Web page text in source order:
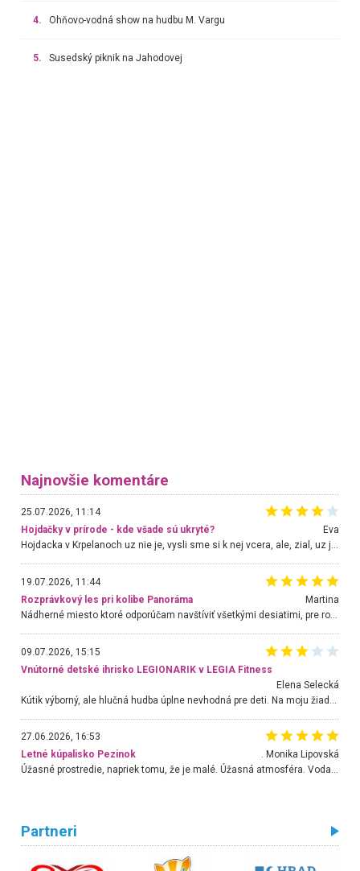
4. Ohňovo-vodná show na hudbu M. Vargu
5. Susedský piknik na Jahodovej
Najnovšie komentáre
25.07.2026, 11:14
Hojdačky v prírode - kde všade sú ukryté?
Eva
Hojdacka v Krpelanoch uz nie je, vysli sme si k nej vcera, ale, zial, uz je znicena. Ak sem planujete cestu len kvoli hojdacke, mozete si ju usetrit. Krasny vyhlad je tu vsak aj bez hojdacky :-)
19.07.2026, 11:44
Rozprávkový les pri kolibe Panoráma
Martina
Nádherné miesto ktoré odporúčam navštíviť všetkými desiatimi, pre rodiny s deťmi, dôchodcom... Proste a jednoducho ozaj rozprávkový les.. určite ešte prídeme. Odniesli sme si na pamiatku krásne tričká,
09.07.2026, 15:15
Vnútorné detské ihrisko LEGIONARIK v LEGIA Fitness
Elena Selecká
27.06.2026, 16:53
Letné kúpalisko Pezinok
. Monika Lipovská
Úžasné prostredie, napriek tomu, že je malé. Úžasná atmosféra. Voda fantastická a nádherná. Ľudí je pomerne veľa, ale su mili a ohľaduplní. Je veľmi zaujímavé sledovať, ako dokážu spolu športovať cudzí ľudia a bez ohľadu na vek. Vládne tu pohoda. Vnuka neviem dostať z vody. Ďakujem za krásny deň . Urcite sa sem vrátim. Jediný problém je s parkovaním, ale aj ten sa mi podarilo vyriešiť. Monika Bratislava
Partneri